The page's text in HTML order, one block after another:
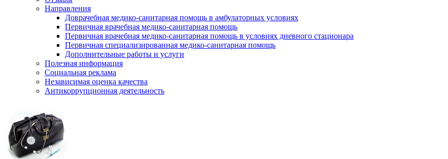
Направления
Доврачебная медико-санитарная помощь в амбулаторных условиях
Первичная врачебная медико-санитарная помощь
Первичная врачебная медико-санитарная помощь в условиях дневного стационара
Первичная специализированная медико-санитарная помощь
Дополнительные работы и услуги
Полезная информация
Социальная реклама
Независимая оценка качества
Антикоррупционная деятельность